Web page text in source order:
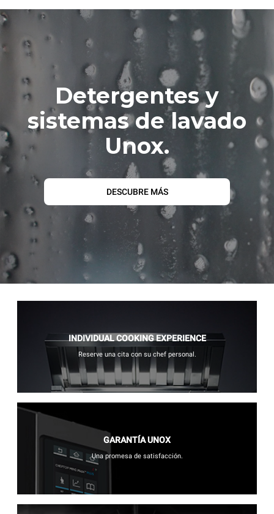
Detergentes y
sistemas de lavado
Unox.
DESCUBRE MÁS
INDIVIDUAL COOKING EXPERIENCE
Reserve una cita con su chef personal.
GARANTÍA UNOX
Una promesa de satisfacción.